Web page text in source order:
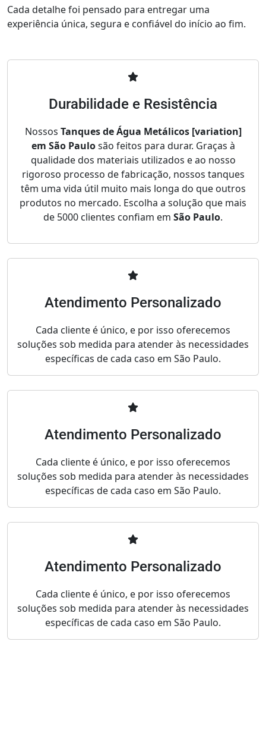
Cada detalhe foi pensado para entregar uma
experiência única, segura e confiável do início ao fim.
Durabilidade e Resistência
Nossos Tanques de Água Metálicos [variation]
em São Paulosão feitos para durar. Graças à
qualidade dos materiais utilizados e ao nosso
rigoroso processo de fabricação, nossos tanques
têm uma vida útil muito mais longa do que outros
produtos no mercado. Escolha a solução que mais
de 5000 clientes confiam em São Paulo.
Atendimento Personalizado
Cada cliente é único, e por isso oferecemos
soluções sob medida para atender às necessidades
específicas de cada caso em São Paulo.
Atendimento Personalizado
Cada cliente é único, e por isso oferecemos
soluções sob medida para atender às necessidades
específicas de cada caso em São Paulo.
Atendimento Personalizado
Cada cliente é único, e por isso oferecemos
soluções sob medida para atender às necessidades
específicas de cada caso em São Paulo.